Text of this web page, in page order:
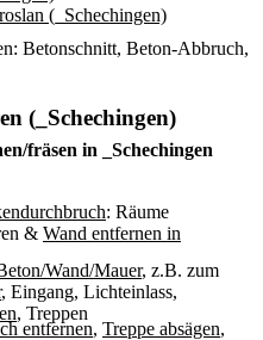
(_Schechingen)
fräsen in _Schechingen
: Räume
& Wand entfernen in
Wand/Mauer, z.B. zum
, Eingang, Lichteinlass,
, Treppen
entfernen, Treppe absägen,